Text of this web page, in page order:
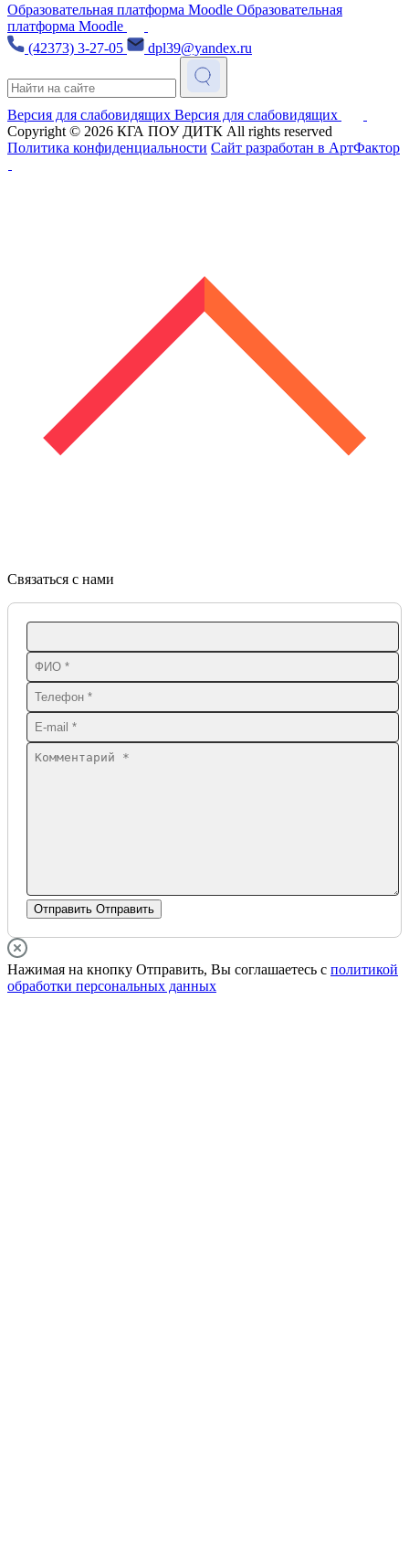
Образовательная платформа Moodle Образовательная
платформа Moodle
(42373) 3-27-05
dpl39@yandex.ru
Версия для слабовидящих Версия для слабовидящих
Copyright © 2026 КГА ПОУ ДИТК All rights reserved
Политика конфиденциальности Сайт разработан в АртФактор
Связаться с нами
Отправить Отправить
Нажимая на кнопку Отправить, Вы соглашаетесь с политикой
обработки персональных данных